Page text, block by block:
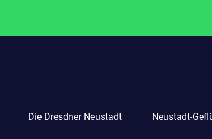
Die Dresdner Neustadt Neustadt-